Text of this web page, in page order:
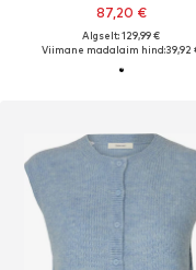
87,20 €
Algselt: 129,99 €
Viimane madalaim hind:39,92